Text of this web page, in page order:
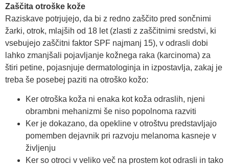
Zaščita otroške kože
Raziskave potrjujejo, da bi z redno zaščito pred sončnimi
žarki, otrok, mlajših od 18 let (zlasti z zaščitnimi sredstvi, ki
vsebujejo zaščitni faktor SPF najmanj 15), v odrasli dobi
lahko zmanjšali pojavljanje kožnega raka (karcinoma) za
štiri petine, pojasnjuje dermatologinja in izpostavlja, zakaj je
treba še posebej paziti na otroško kožo:
Ker otroška koža ni enaka kot koža odraslih, njeni
obrambni mehanizmi še niso popolnoma razviti
Ker je dokazano, da opekline v otroštvu predstavljajo
pomemben dejavnik pri razvoju melanoma kasneje v
življenju
Ker so otroci v veliko več na prostem kot odrasli in tako